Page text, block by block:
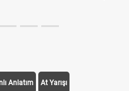
Anlatım At Yarışı